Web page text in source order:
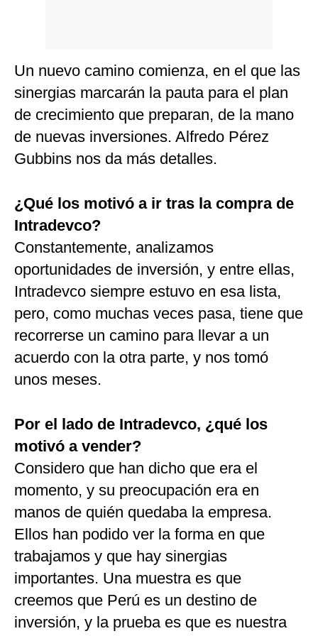
Un nuevo camino comienza, en el que las
sinergias marcarán la pauta para el plan
de crecimiento que preparan, de la mano
de nuevas inversiones. Alfredo Pérez
Gubbins nos da más detalles.
¿Qué los motivó a ir tras la compra de
Intradevco?
Constantemente, analizamos
oportunidades de inversión, y entre ellas,
Intradevco siempre estuvo en esa lista,
pero, como muchas veces pasa, tiene que
recorrerse un camino para llevar a un
acuerdo con la otra parte, y nos tomó
unos meses.
Por el lado de Intradevco, ¿qué los
motivó a vender?
Considero que han dicho que era el
momento, y su preocupación era en
manos de quién quedaba la empresa.
Ellos han podido ver la forma en que
trabajamos y que hay sinergias
importantes. Una muestra es que
creemos que Perú es un destino de
inversión, y la prueba es que es nuestra